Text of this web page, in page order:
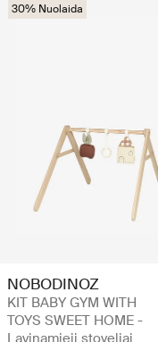
30% Nuolaida
NOBODINOZ
KIT BABY GYM WITH
TOYS SWEET HOME -
Lavinamieji stoveliai